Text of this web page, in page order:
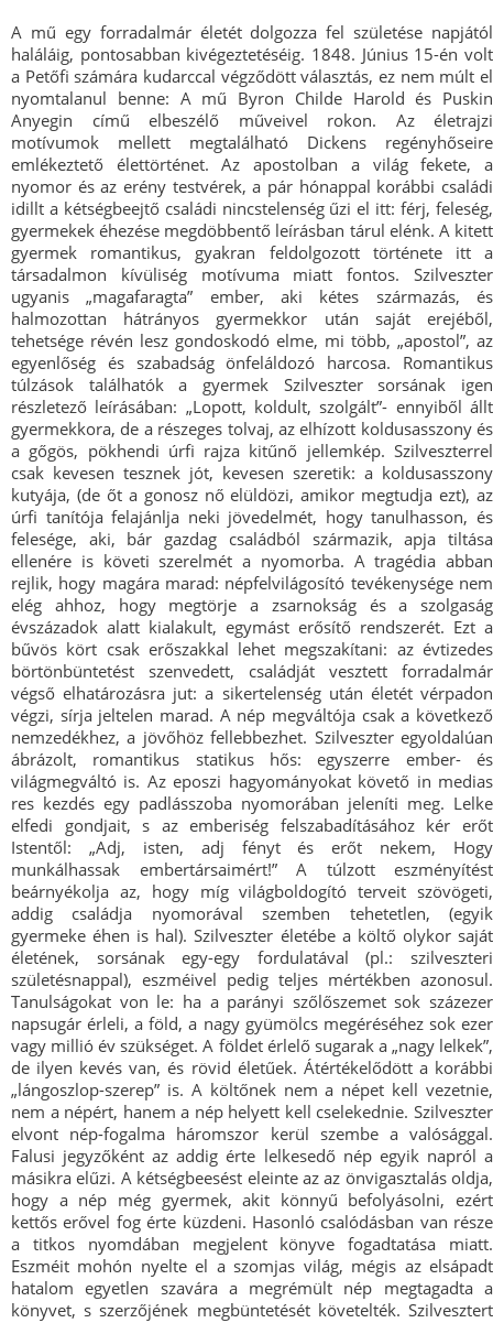
A mű egy forradalmár életét dolgozza fel születése napjától
haláláig, pontosabban kivégeztetéséig. 1848. Június 15-én volt
a Petőfi számára kudarccal végződött választás, ez nem múlt el
nyomtalanul benne: A mű Byron Childe Harold és Puskin
Anyegin című elbeszélő műveivel rokon. Az életrajzi
motívumok mellett megtalálható Dickens regényhőseire
emlékeztető élettörténet. Az apostolban a világ fekete, a
nyomor és az erény testvérek, a pár hónappal korábbi családi
idillt a kétségbeejtő családi nincstelenség űzi el itt: férj, feleség,
gyermekek éhezése megdöbbentő leírásban tárul elénk. A kitett
gyermek romantikus, gyakran feldolgozott története itt a
társadalmon kívüliség motívuma miatt fontos. Szilveszter
ugyanis „magafaragta” ember, aki kétes származás, és
halmozottan hátrányos gyermekkor után saját erejéből,
tehetsége révén lesz gondoskodó elme, mi több, „apostol”, az
egyenlőség és szabadság önfeláldozó harcosa. Romantikus
túlzások találhatók a gyermek Szilveszter sorsának igen
részletező leírásában: „Lopott, koldult, szolgált”- ennyiből állt
gyermekkora, de a részeges tolvaj, az elhízott koldusasszony és
a gőgös, pökhendi úrfi rajza kitűnő jellemkép. Szilveszterrel
csak kevesen tesznek jót, kevesen szeretik: a koldusasszony
kutyája, (de őt a gonosz nő elüldözi, amikor megtudja ezt), az
úrfi tanítója felajánlja neki jövedelmét, hogy tanulhasson, és
felesége, aki, bár gazdag családból származik, apja tiltása
ellenére is követi szerelmét a nyomorba. A tragédia abban
rejlik, hogy magára marad: népfelvilágosító tevékenysége nem
elég ahhoz, hogy megtörje a zsarnokság és a szolgaság
évszázadok alatt kialakult, egymást erősítő rendszerét. Ezt a
bűvös kört csak erőszakkal lehet megszakítani: az évtizedes
börtönbüntetést szenvedett, családját vesztett forradalmár
végső elhatározásra jut: a sikertelenség után életét vérpadon
végzi, sírja jeltelen marad. A nép megváltója csak a következő
nemzedékhez, a jövőhöz fellebbezhet. Szilveszter egyoldalúan
ábrázolt, romantikus statikus hős: egyszerre ember- és
világmegváltó is. Az eposzi hagyományokat követő in medias
res kezdés egy padlásszoba nyomorában jeleníti meg. Lelke
elfedi gondjait, s az emberiség felszabadításához kér erőt
Istentől: „Adj, isten, adj fényt és erőt nekem, Hogy
munkálhassak embertársaimért!” A túlzott eszményítést
beárnyékolja az, hogy míg világboldogító terveit szövögeti,
addig családja nyomorával szemben tehetetlen, (egyik
gyermeke éhen is hal). Szilveszter életébe a költő olykor saját
életének, sorsának egy-egy fordulatával (pl.: szilveszteri
születésnappal), eszméivel pedig teljes mértékben azonosul.
Tanulságokat von le: ha a parányi szőlőszemet sok százezer
napsugár érleli, a föld, a nagy gyümölcs megéréséhez sok ezer
vagy millió év szükséget. A földet érlelő sugarak a „nagy lelkek”,
de ilyen kevés van, és rövid életűek. Átértékelődött a korábbi
„lángoszlop-szerep” is. A költőnek nem a népet kell vezetnie,
nem a népért, hanem a nép helyett kell cselekednie. Szilveszter
elvont nép-fogalma háromszor kerül szembe a valósággal.
Falusi jegyzőként az addig érte lelkesedő nép egyik napról a
másikra elűzi. A kétségbeesést eleinte az az önvigasztalás oldja,
hogy a nép még gyermek, akit könnyű befolyásolni, ezért
kettős erővel fog érte küzdeni. Hasonló csalódásban van része
a titkos nyomdában megjelent könyve fogadtatása miatt.
Eszméit mohón nyelte el a szomjas világ, mégis az elsápadt
hatalom egyetlen szavára a megrémült nép megtagadta a
könyvet, s szerzőjének megbüntetését követelték. Szilvesztert